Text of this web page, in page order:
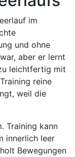
im
und ohne
aber er lernt
leichtfertig mit
reine
weil die
Training kann
innerlich leer
Bewegungen